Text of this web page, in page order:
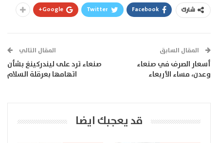
شارك Facebook
Twitter
Google+
المقال السابق
أسعار الصرف في صنعاء
وعدن، مساء الأربعاء
المقال التالي
صنعاء ترد على ليندركينغ بشأن
اتهامها بعرقلة السلام
قد يعجبك ايضا